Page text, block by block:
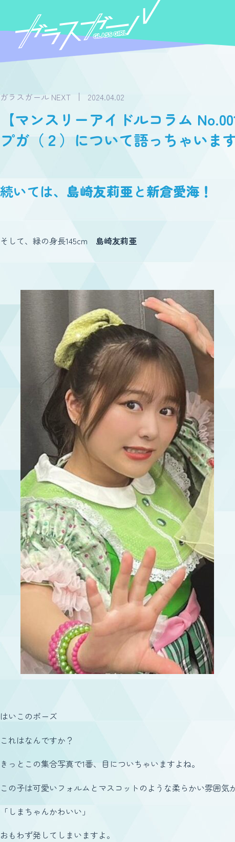
ガラスガール NEXT 2024.04.02
【マンスリーアイドルコラム
プガ（２）について語っちゃいま
続いては、 島崎友莉亜と新倉愛海！
そして、緑の身長145cm 島崎友莉亜
はいこのポーズ
これはなんですか？
きっとこの集合写真で1番、目についちゃいますよね。
この子は可愛いフォルムとマスコットのような柔らかい雰囲気
「しまちゃんかわいい」
おもわず発してしまいますよ。